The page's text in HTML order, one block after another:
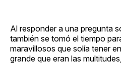
Al responder a una pregunta
también se tomó el tiempo
maravillosos que solía tener
grande que eran las